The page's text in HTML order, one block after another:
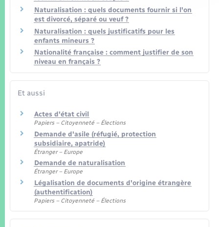
Naturalisation : quels documents fournir si l'on
est divorcé, séparé ou veuf ?
Naturalisation : quels justificatifs pour les
enfants mineurs ?
Nationalité française : comment justifier de son
niveau en français ?
Et aussi
Actes d'état civil
Papiers – Citoyenneté – Élections
Demande d'asile (réfugié, protection
subsidiaire, apatride)
Étranger – Europe
Demande de naturalisation
Étranger – Europe
Légalisation de documents d'origine étrangère
(authentification)
Papiers – Citoyenneté – Élections